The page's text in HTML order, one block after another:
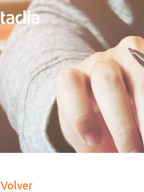
Volver